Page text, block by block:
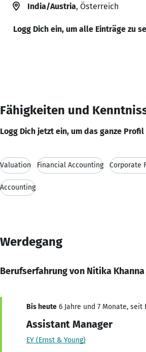
India/Austria, Österreich
Logg Dich ein, um alle Einträge zu
Fähigkeiten und
Logg Dich jetzt ein, um das ganze Profil
Valuation Financial Accounting Corporate
Accounting
Werdegang
Berufserfahrung von Nitika Khanna
Bis heute 6 Jahre und 7 Monate, seit
Assistant Manager
EY (Ernst & Young)